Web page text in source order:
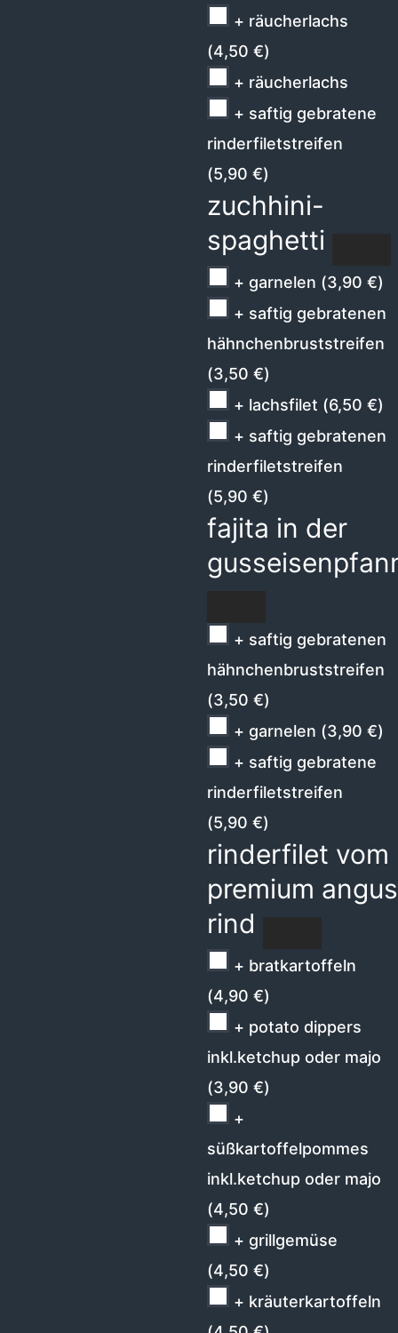
+ räucherlachs
(4,50 €)
+ räucherlachs
+ saftig gebratene
rinderfiletstreifen
(5,90 €)
zuchhini-
spaghetti
+ garnelen (3,90 €)
+ saftig gebratenen
hähnchenbruststreifen
(3,50 €)
+ lachsfilet (6,50 €)
+ saftig gebratenen
rinderfiletstreifen
(5,90 €)
fajita in der
+ saftig gebratenen
hähnchenbruststreifen
(3,50 €)
+ garnelen (3,90 €)
+ saftig gebratene
rinderfiletstreifen
(5,90 €)
rinderfilet vom
premium angus
rind
+ bratkartoffeln
(4,90 €)
+ potato dippers
inkl.ketchup oder majo
(3,90 €)
+
süßkartoffelpommes
inkl.ketchup oder majo
(4,50 €)
+ grillgemüse
(4,50 €)
+ kräuterkartoffeln